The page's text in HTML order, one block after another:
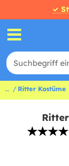
✓
... Ritter Kostüme